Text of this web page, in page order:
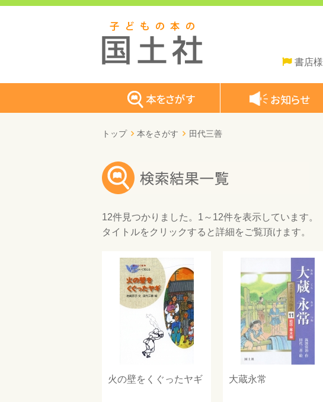
書店様
トップ 本をさがす 田代三善
12件見つかりました。 1～12件を表示しています。
タイトルをクリックすると詳細をご覧頂けます。
火の壁をくぐったヤギ 大蔵永常